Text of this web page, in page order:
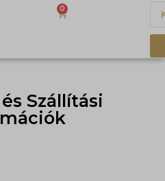
Ft 0
Szállítási